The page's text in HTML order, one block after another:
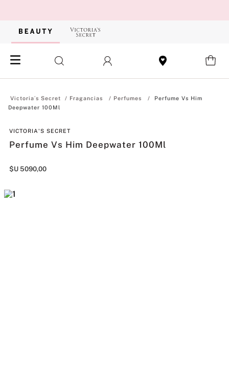
Fragancias Perfumes
Perfume Vs Him
Deepwater 100Ml
VICTORIA'S SECRET
Perfume Vs Him Deepwater 100Ml
$U 5090,00